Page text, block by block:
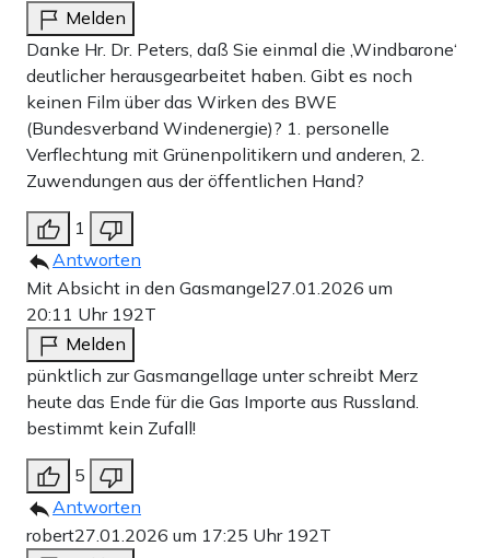
Melden
Danke Hr. Dr. Peters, daß Sie einmal die ‚Windbarone‘
deutlicher herausgearbeitet haben. Gibt es noch
keinen Film über das Wirken des BWE
(Bundesverband Windenergie)? 1. personelle
Verflechtung mit Grünenpolitikern und anderen, 2.
Zuwendungen aus der öffentlichen Hand?
1
Antworten
Mit Absicht in den Gasmangel27.01.2026 um
20:11 Uhr 192T
Melden
pünktlich zur Gasmangellage unter schreibt Merz
heute das Ende für die Gas Importe aus Russland.
bestimmt kein Zufall!
5
Antworten
robert27.01.2026 um 17:25 Uhr 192T